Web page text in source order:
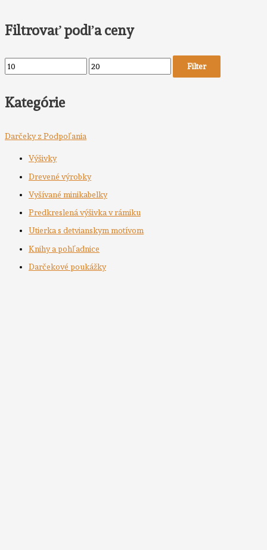
Filtrovať podľa ceny
Filter
Kategórie
Darčeky z Podpoľania
Výšivky
Drevené výrobky
Vyšívané minikabelky
Predkreslená výšivka v rámiku
Utierka s detvianskym motívom
Knihy a pohľadnice
Darčekové poukážky